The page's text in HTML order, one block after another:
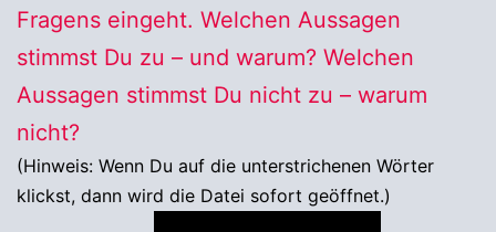
Fragens eingeht. Welchen Aussagen
stimmst Du zu – und warum? Welchen
Aussagen stimmst Du nicht zu – warum
nicht?
(Hinweis: Wenn Du auf die unterstrichenen Wörter
klickst, dann wird die Datei sofort geöffnet.)